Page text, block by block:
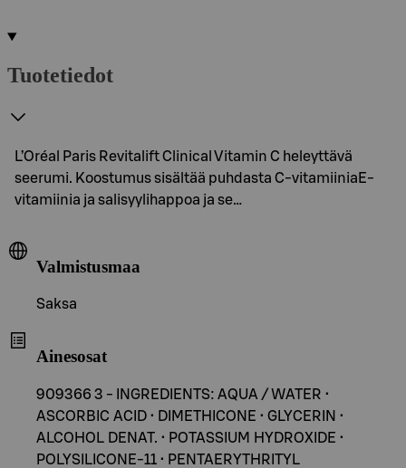
Tuotetiedot
L’Oréal Paris Revitalift Clinical Vitamin C heleyttävä
seerumi. Koostumus sisältää puhdasta C-vitamiiniaE-
vitamiinia ja salisyylihappoa ja se…
Valmistusmaa
Saksa
Ainesosat
909366 3 - INGREDIENTS: AQUA / WATER •
ASCORBIC ACID • DIMETHICONE • GLYCERIN •
ALCOHOL DENAT. • POTASSIUM HYDROXIDE •
POLYSILICONE-11 • PENTAERYTHRITYL